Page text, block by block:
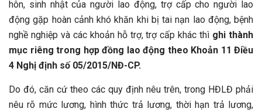
hôn, sinh nhật của người lao động, trợ cấp cho người lao
động gặp hoàn cảnh khó khăn khi bị tai nạn lao động, bệnh
nghề nghiệp và các khoản hỗ trợ, trợ cấp khác thì ghi thành
mục riêng trong hợp đồng lao động theo Khoản 11 Điều
4 Nghị định số 05/2015/NĐ-CP.
Do đó, căn cứ theo các quy định nêu trên, trong HĐLĐ phải
nêu rõ mức lương, hình thức trả lương, thời hạn trả lương,